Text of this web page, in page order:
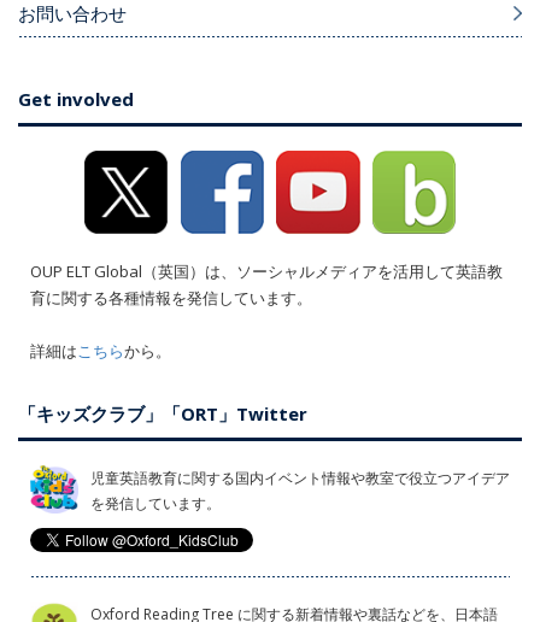
お問い合わせ
Get involved
OUP ELT Global（英国）は、ソーシャルメディアを活用して英語教
育に関する各種情報を発信しています。
詳細はこちらから。
「キッズクラブ」「ORT」Twitter
児童英語教育に関する国内イベント情報や教室で役立つアイデア
を発信しています。
Oxford Reading Tree に関する新着情報や裏話などを、日本語